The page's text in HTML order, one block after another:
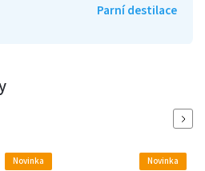
Parní destilace
Novinka Novinka
Next